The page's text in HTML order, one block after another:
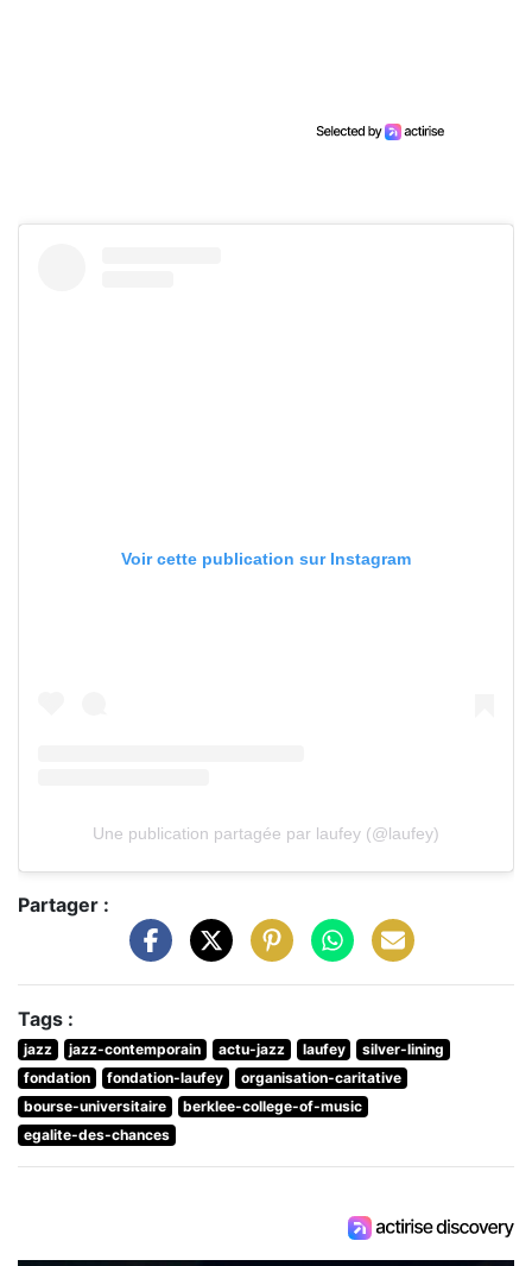
Voir cette publication sur Instagram
Une publication partagée par laufey (@laufey)
Partager :
Tags :
jazz jazz-contemporain actu-jazz laufey
silver-lining
fondation
fondation-laufey
organisation-caritative
bourse-universitaire
berklee-college-of-music
egalite-des-chances